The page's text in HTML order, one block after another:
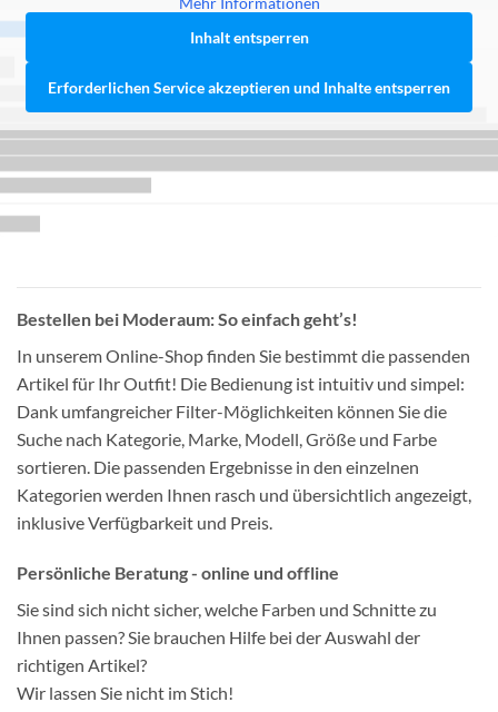
Inhalt entsperren
Erforderlichen Service akzeptieren und Inhalte entsperren
Bestellen bei Moderaum: So einfach geht’s!
In unserem Online-Shop finden Sie bestimmt die passenden
Artikel für Ihr Outfit! Die Bedienung ist intuitiv und simpel:
Dank umfangreicher Filter-Möglichkeiten können Sie die
Suche nach Kategorie, Marke, Modell, Größe und Farbe
sortieren. Die passenden Ergebnisse in den einzelnen
Kategorien werden Ihnen rasch und übersichtlich angezeigt,
inklusive Verfügbarkeit und Preis.
Persönliche Beratung - online und offline
Sie sind sich nicht sicher, welche Farben und Schnitte zu
Ihnen passen? Sie brauchen Hilfe bei der Auswahl der
richtigen Artikel?
Wir lassen Sie nicht im Stich!